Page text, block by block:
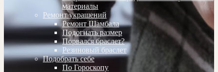
материалы
Ремонт украшений
Ремонт Шамбала
Подогнать размер
Порвался браслет?
Резиновый браслет
Подобрать себе
По Гороскопу